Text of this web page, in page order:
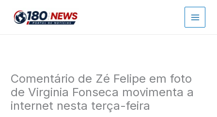
para
Comentário de Zé Felipe em foto
de Virginia Fonseca movimenta a
internet nesta terça-feira